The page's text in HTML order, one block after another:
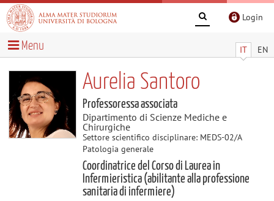
Login
IT EN
Menu
Aurelia Santoro
Professoressa associata
Dipartimento di Scienze Mediche e
Chirurgiche
Settore scientifico disciplinare: MEDS-02/A
Patologia generale
Coordinatrice del Corso di Laurea in
Infermieristica (abilitante alla professione
sanitaria di infermiere)